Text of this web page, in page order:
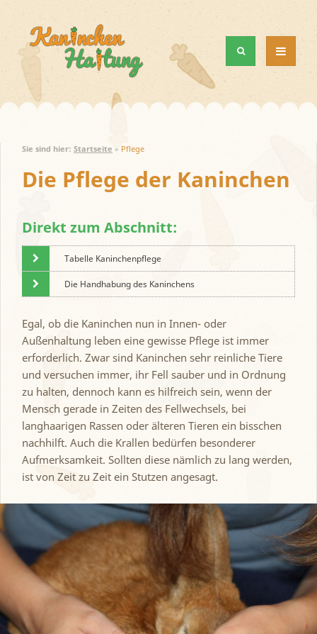
Sie sind hier: Startseite » Pflege
Die Pflege der Kaninchen
Direkt zum Abschnitt:
Tabelle Kaninchenpflege
Die Handhabung des Kaninchens
Egal, ob die Kaninchen nun in Innen- oder
Außenhaltung leben eine gewisse Pflege ist immer
erforderlich. Zwar sind Kaninchen sehr reinliche Tiere
und versuchen immer, ihr Fell sauber und in Ordnung
zu halten, dennoch kann es hilfreich sein, wenn der
Mensch gerade in Zeiten des Fellwechsels, bei
langhaarigen Rassen oder älteren Tieren ein bisschen
nachhilft. Auch die Krallen bedürfen besonderer
Aufmerksamkeit. Sollten diese nämlich zu lang werden,
ist von Zeit zu Zeit ein Stutzen angesagt.